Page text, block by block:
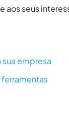
aos seus
empresa